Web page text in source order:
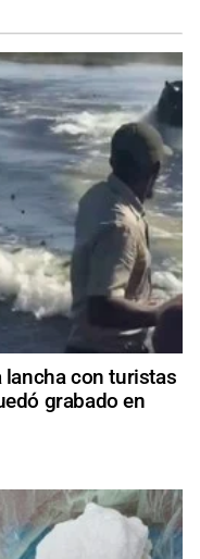
con turistas
grabado en